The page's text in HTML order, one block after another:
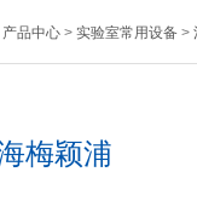
产品中心> 实验室常用设备>
梅颖浦